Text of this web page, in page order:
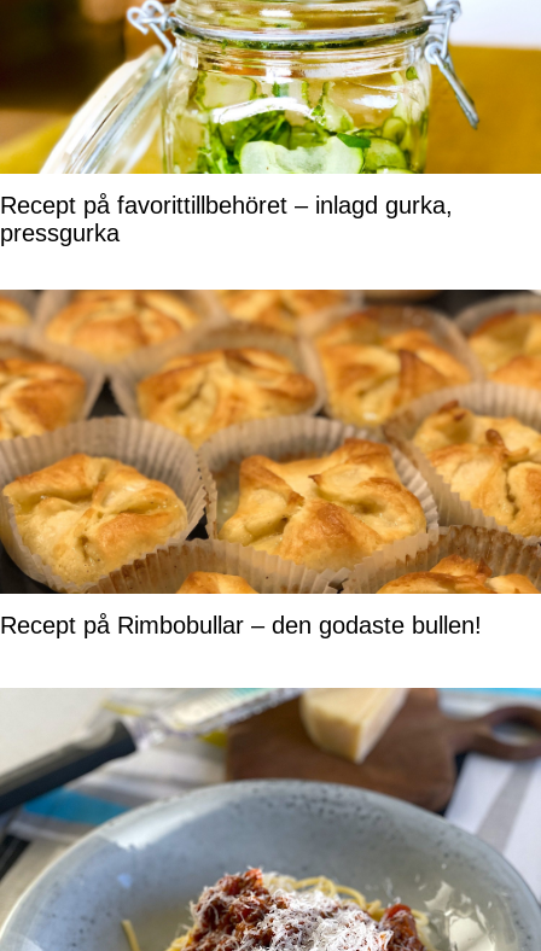
Recept på favorittillbehöret – inlagd gurka,
pressgurka
Recept på Rimbobullar – den godaste bullen!